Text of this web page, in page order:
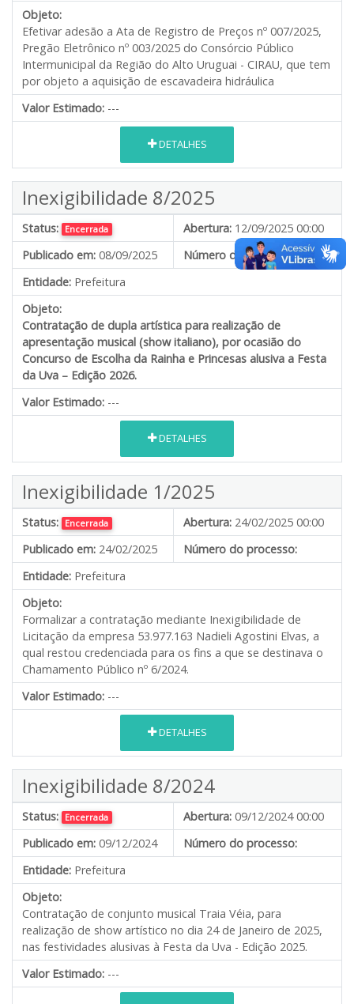
Objeto:
Efetivar adesão a Ata de Registro de Preços nº 007/2025,
Pregão Eletrônico nº 003/2025 do Consórcio Público
Intermunicipal da Região do Alto Uruguai - CIRAU, que tem
por objeto a aquisição de escavadeira hidráulica
Valor Estimado: ---
DETALHES
Inexigibilidade 8/2025
Status: Encerrada Abertura: 12/09/2025 00:00
Publicado em: 08/09/2025
Número do processo:
Entidade: Prefeitura
Objeto:
Contratação de dupla artística para realização de
apresentação musical (show italiano), por ocasião do
Concurso de Escolha da Rainha e Princesas alusiva a Festa
da Uva – Edição 2026.
Valor Estimado: ---
DETALHES
Inexigibilidade 1/2025
Status: Encerrada Abertura: 24/02/2025 00:00
Publicado em: 24/02/2025
Número do processo:
Entidade: Prefeitura
Objeto:
Formalizar a contratação mediante Inexigibilidade de
Licitação da empresa 53.977.163 Nadieli Agostini Elvas, a
qual restou credenciada para os fins a que se destinava o
Chamamento Público nº 6/2024.
Valor Estimado: ---
DETALHES
Inexigibilidade 8/2024
Status: Encerrada Abertura: 09/12/2024 00:00
Publicado em: 09/12/2024
Número do processo:
Entidade: Prefeitura
Objeto:
Contratação de conjunto musical Traia Véia, para
realização de show artístico no dia 24 de Janeiro de 2025,
nas festividades alusivas à Festa da Uva - Edição 2025.
Valor Estimado: ---